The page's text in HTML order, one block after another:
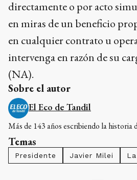
directamente o por acto
en miras de un beneficio
en cualquier contrato u
intervenga en razón de su
(NA).
Sobre el autor
El Eco de Tandil
Más de 143 años escribiendo la historia
Temas
Presidente Javier Milei